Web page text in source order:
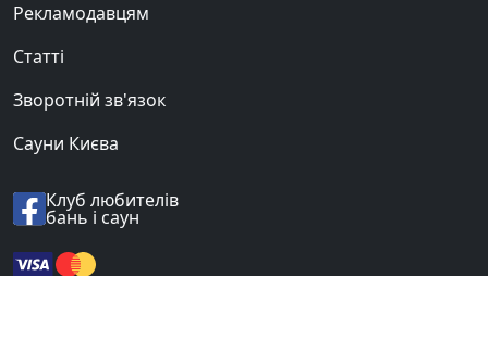
Рекламодавцям
Статті
Зворотній зв'язок
Сауни Києва
Клуб любителів
бань і саун